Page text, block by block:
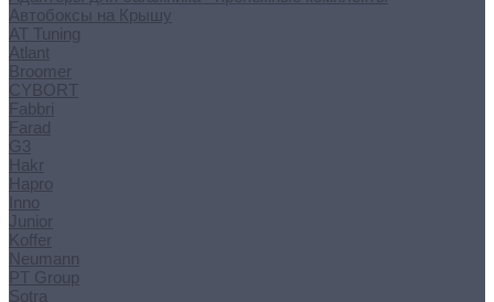
Автобоксы на Крышу
AT Tuning
Atlant
Broomer
CYBORT
Fabbri
Farad
G3
Hakr
Hapro
Inno
Junior
Koffer
Neumann
PT Group
Sotra